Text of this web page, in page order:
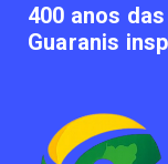
400 anos
Guaranis